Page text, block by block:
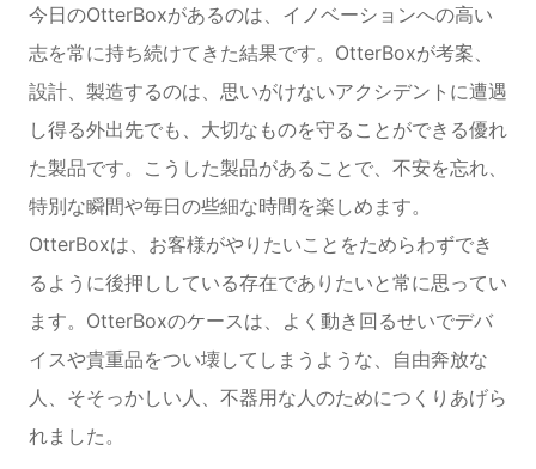
今日のOtterBoxがあるのは、イノベーションへの高い
志を常に持ち続けてきた結果です。OtterBoxが考案、
設計、製造するのは、思いがけないアクシデントに遭遇
し得る外出先でも、大切なものを守ることができる優れ
た製品です。こうした製品があることで、不安を忘れ、
特別な瞬間や毎日の些細な時間を楽しめます。
OtterBoxは、お客様がやりたいことをためらわずでき
るように後押ししている存在でありたいと常に思ってい
ます。OtterBoxのケースは、よく動き回るせいでデバ
イスや貴重品をつい壊してしまうような、自由奔放な
人、そそっかしい人、不器用な人のためにつくりあげら
れました。